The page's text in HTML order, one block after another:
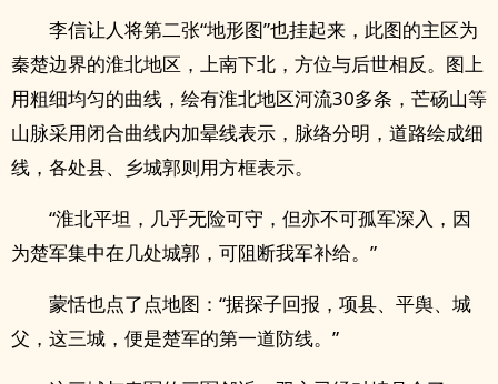
李信让人将第二张“地形图”也挂起来，此图的主区为
秦楚边界的淮北地区，上南下北，方位与后世相反。图上
用粗细均匀的曲线，绘有淮北地区河流30多条，芒砀山等
山脉采用闭合曲线内加晕线表示，脉络分明，道路绘成细
线，各处县、乡城郭则用方框表示。
“淮北平坦，几乎无险可守，但亦不可孤军深入，因
为楚军集中在几处城郭，可阻断我军补给。”
蒙恬也点了点地图：“据探子回报，项县、平舆、城
父，这三城，便是楚军的第一道防线。”